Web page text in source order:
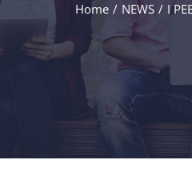
Home / NEWS / I